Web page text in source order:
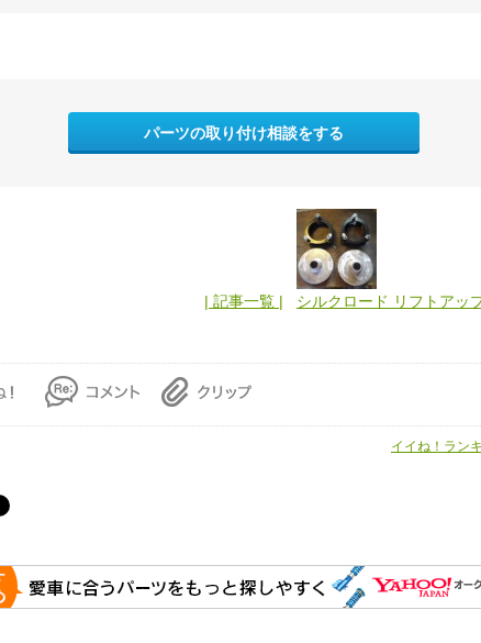
パーツの取り付け相談をする
| 記事一覧 | シルクロード リフトアッ
イイね！ラン